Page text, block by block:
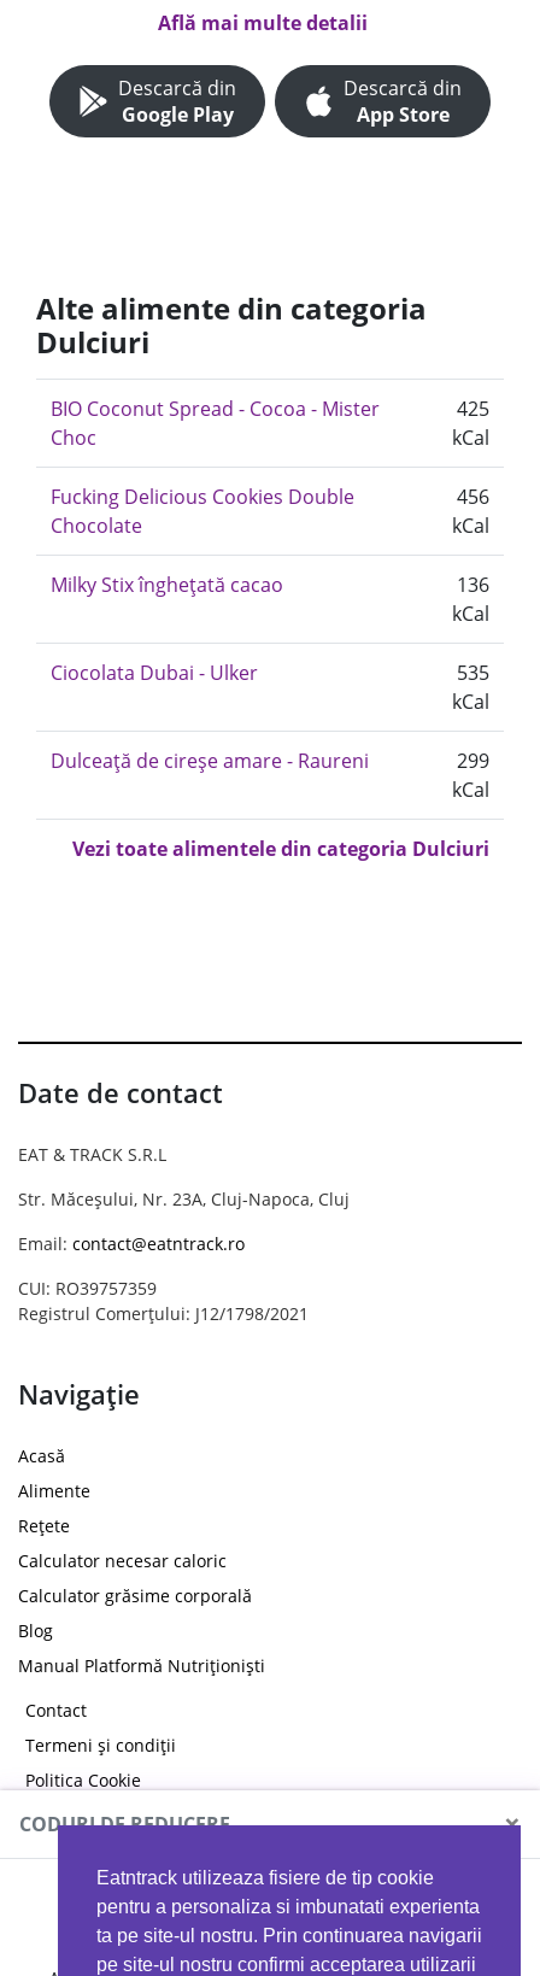
Eatntrack utilizeaza fisiere de tip cookie
pentru a personaliza si imbunatati experienta
ta pe site-ul nostru. Prin continuarea navigarii
pe site-ul nostru confirmi acceptarea utilizarii
Află mai multe detalii
Descarcă din
Google Play
Descarcă din
App Store
Alte alimente din categoria
Dulciuri
BIO Coconut Spread - Cocoa - Mister
Choc
425
kCal
Fucking Delicious Cookies Double
Chocolate
456
kCal
Milky Stix înghețată cacao
136
kCal
Ciocolata Dubai - Ulker
535
kCal
Dulceață de cireșe amare - Raureni
299
kCal
Vezi toate alimentele din categoria Dulciuri
Date de contact
EAT & TRACK S.R.L
Str. Măceșului, Nr. 23A, Cluj-Napoca, Cluj
Email: contact@eatntrack.ro
CUI: RO39757359
Registrul Comerțului: J12/1798/2021
Navigație
Acasă
Alimente
Rețete
Calculator necesar caloric
Calculator grăsime corporală
Blog
Manual Platformă Nutriționiști
Contact
Termeni și condiții
Politica Cookie
Politica de confidențialitate
CODURI DE REDUCERE ×
MYPROTEIN